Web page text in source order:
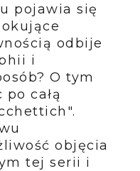
pojawia się
odbije
i
O tym
całą
objęcia
tej serii i